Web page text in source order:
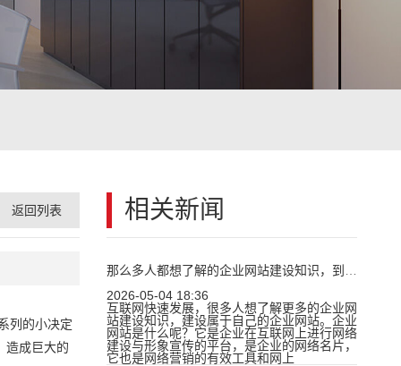
相关新闻
2026-05-04 18:36
互联网快速发展，很多人想了解更多的企业网
站建设知识，建设属于自己的企业网站。企业
网站是什么呢？它是企业在互联网上进行网络
建设与形象宣传的平台，是企业的网络名片，
它也是网络营销的有效工具和网上
返回列表
列的小决定
造成巨大的